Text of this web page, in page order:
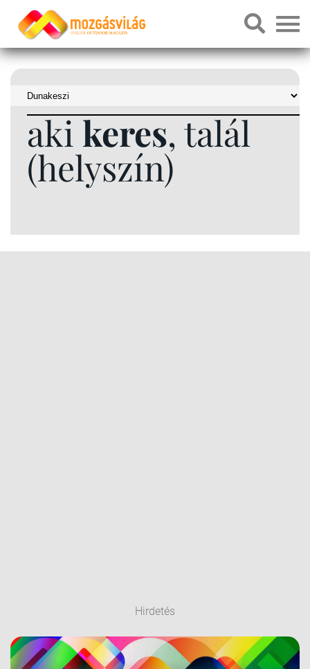
aki keres, talál
(helyszín)
Hirdetés